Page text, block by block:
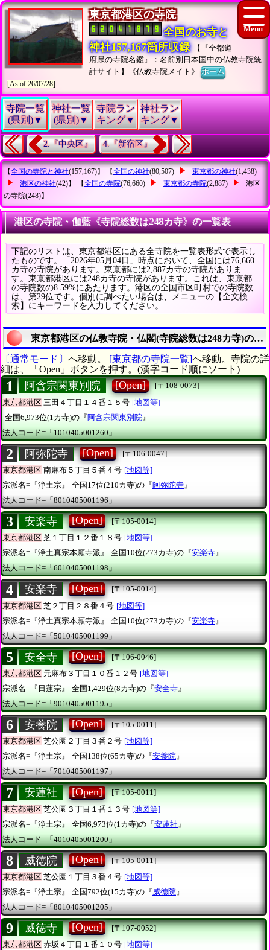
東京都港区の寺院
全国のお寺と
神社157,167箇所収録
【『全都道
府県の寺院名鑑』：名前別日本国中の仏教寺院統
計サイト】《仏教寺院メイト》ホーム
[As of 26/07/28]
寺院一覧
(県別)▼
神社一覧
(県別)▼
寺院ラン
キング▼
神社ラン
キング▼
2.『中央区』 4.『新宿区』
【全国の寺院と神社(157,167)】 【全国の神社(80,507) 東京都の神社(1,438)
港区の神社(42)】 【全国の寺院(76,660) 東京都の寺院(2,887)
港区
の寺院(248)】
港区の寺院・伽藍《寺院総数は248カ寺》の一覧表
下記のリストは、東京都港区にある全寺院を一覧表形式で表示し
たものです。「2026年05月04日」時点において、全国には76,660
カ寺の寺院があります。東京都には2,887カ寺の寺院がありま
す。東京都港区には248カ寺の寺院があります。これは、東京都
の寺院数の8.59%にあたります。港区の全国市区町村での寺院数
は、第29位です。個別に調べたい場合は、メニューの【全文検
索】にキーワードを入力してください。
東京都港区の仏教寺院・仏閣(寺院総数は248カ寺)の詳
〔通常モード〕 へ移動。 [東京都の寺院一覧]へ移動。寺院の詳
細は、「Open」ボタンを押す。(漢字コード順にソート)
1 阿含宗関東別院 [Open]
[〒108-0073]
東京都港区 三田４丁目１４番１５号 [地図等]
全国6,973位(1カ寺)の『阿含宗関東別院 』
法人コード=「1010405001260」
2 阿弥陀寺 [Open]
[〒106-0047]
東京都港区 南麻布５丁目５番４号 [地図等]
宗派名=『浄土宗』
全国17位(210カ寺)の『阿弥陀寺』
法人コード=「8010405001196」
3 安楽寺 [Open]
[〒105-0014]
東京都港区 芝１丁目１２番１８号 [地図等]
宗派名=『浄土真宗本願寺派』
全国10位(273カ寺)の『安楽寺』
法人コード=「6010405001198」
4 安楽寺 [Open]
[〒105-0014]
東京都港区 芝２丁目２８番４号 [地図等]
宗派名=『浄土真宗本願寺派』
全国10位(273カ寺)の『安楽寺 』
法人コード=「5010405001199」
5 安全寺 [Open]
[〒106-0046]
東京都港区 元麻布３丁目１０番１２号 [地図等]
宗派名=『日蓮宗』
全国1,429位(8カ寺)の『安全寺』
法人コード=「9010405001195」
6 安養院 [Open]
[〒105-0011]
東京都港区 芝公園２丁目３番２号 [地図等]
宗派名=『浄土宗』
全国138位(65カ寺)の『安養院』
法人コード=「7010405001197」
7 安蓮社 [Open]
[〒105-0011]
東京都港区 芝公園３丁目１番１３号 [地図等]
宗派名=『浄土宗』
全国6,973位(1カ寺)の『安蓮社 』
法人コード=「4010405001200」
8 威徳院 [Open]
[〒105-0011]
東京都港区 芝公園１丁目３番４号 [地図等]
宗派名=『浄土宗』
全国792位(15カ寺)の『威徳院』
法人コード=「8010405001205」
9 威徳寺 [Open]
[〒107-0052]
東京都港区 赤坂４丁目１番１０号 [地図等]